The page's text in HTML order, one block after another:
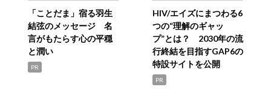
「ことだま」宿る羽生
結弦のメッセージ 名
言がもたらす心の平穏
と潤い
PR
HIV/エイズにまつわる6
つの“理解のギャッ
プ”とは？ 2030年の流
行終結を目指すGAP6の
特設サイトを公開
PR